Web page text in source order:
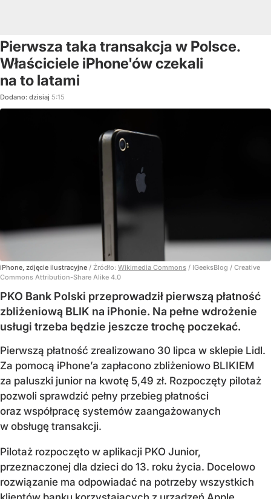
Pierwsza taka transakcja w Polsce.
Właściciele iPhone'ów czekali
na to latami
Dodano: dzisiaj 5:15
iPhone, zdjęcie ilustracyjne / Źródło: Wikimedia Commons / IGeeksBlog / Creative
Commons Attribution-Share Alike 4.0
PKO Bank Polski przeprowadził pierwszą płatność
zbliżeniową BLIK na iPhonie. Na pełne wdrożenie
usługi trzeba będzie jeszcze trochę poczekać.
Pierwszą płatność zrealizowano 30 lipca w sklepie Lidl.
Za pomocą iPhone’a zapłacono zbliżeniowo BLIKIEM
za paluszki junior na kwotę 5,49 zł. Rozpoczęty pilotaż
pozwoli sprawdzić pełny przebieg płatności
oraz współpracę systemów zaangażowanych
w obsługę transakcji.
Pilotaż rozpoczęto w aplikacji PKO Junior,
przeznaczonej dla dzieci do 13. roku życia. Docelowo
rozwiązanie ma odpowiadać na potrzeby wszystkich